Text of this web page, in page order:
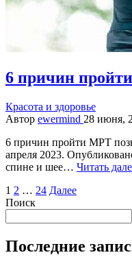
6 причин
Красота и здоровье
Автор ewermind 28 июня,
6 причин пройти МРТ
апреля 2023.
спине и шее… Читать
Пагинация
записей
1 2 … 24 Далее
Поиск
Последние